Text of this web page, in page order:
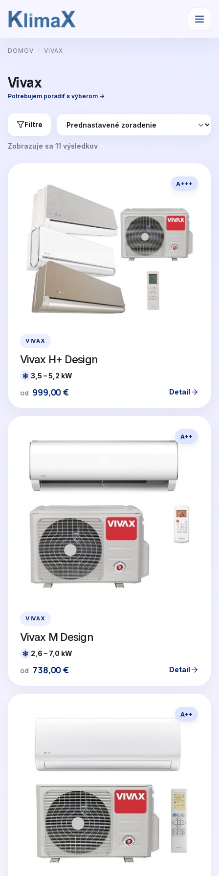
na
DOMOV / VIVAX
Vivax
Potrebujem poradiť s výberom →
Filtre
Zobrazuje sa 11 výsledkov
A+++
VIVAX
Vivax H+ Design
3,5 – 5,2 kW
od 999,00€ Detail
A++
VIVAX
Vivax M Design
2,6 – 7,0 kW
od 738,00€ Detail
A++